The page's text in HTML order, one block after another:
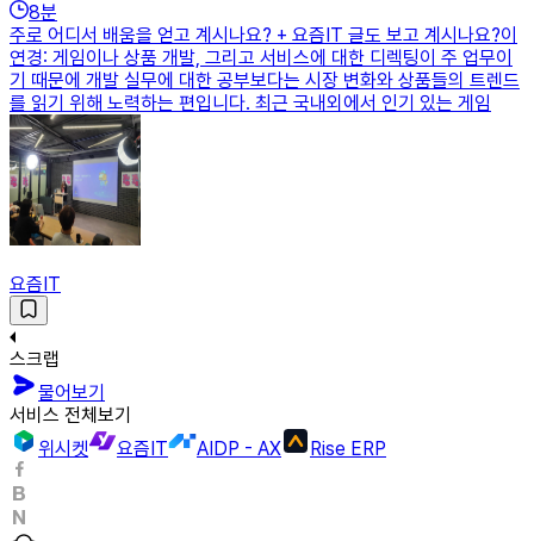
8분
주로 어디서 배움을 얻고 계시나요? + 요즘IT 글도 보고 계시나요?이
연경: 게임이나 상품 개발, 그리고 서비스에 대한 디렉팅이 주 업무이
기 때문에 개발 실무에 대한 공부보다는 시장 변화와 상품들의 트렌드
를 읽기 위해 노력하는 편입니다. 최근 국내외에서 인기 있는 게임
요즘IT
스크랩
물어보기
서비스 전체보기
위시켓
요즘IT AIDP - AX Rise ERP